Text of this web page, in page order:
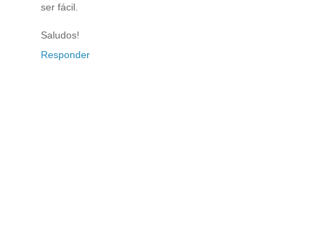
ser fácil.
Saludos!
Responder